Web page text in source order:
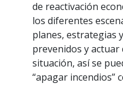
de reactivación
los diferentes
planes, estrategias
prevenidos y
situación, así se
“apagar incendios”